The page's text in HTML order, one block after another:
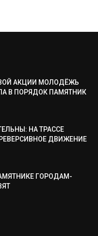
АКЦИИ МОЛОДЁЖЬ
В ПОРЯДОК ПАМЯТНИК
НА ТРАССЕ
ДВИЖЕНИЕ
ГОРОДАМ-